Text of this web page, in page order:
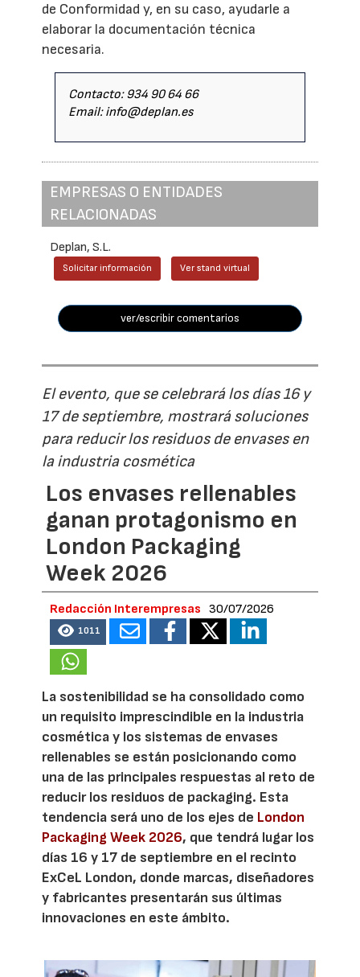
de Conformidad y, en su caso, ayudarle a
elaborar la documentación técnica
necesaria.
Contacto: 934 90 64 66
Email: info@deplan.es
EMPRESAS O ENTIDADES
RELACIONADAS
Deplan, S.L.
Solicitar información Ver stand virtual
ver/escribir comentarios
El evento, que se celebrará los días 16 y
17 de septiembre, mostrará soluciones
para reducir los residuos de envases en
la industria cosmética
Los envases rellenables
ganan protagonismo en
London Packaging
Week 2026
Redacción Interempresas 30/07/2026
1011
La sostenibilidad se ha consolidado como
un requisito imprescindible en la industria
cosmética y los sistemas de envases
rellenables se están posicionando como
una de las principales respuestas al reto de
reducir los residuos de packaging. Esta
tendencia será uno de los ejes de London
Packaging Week 2026, que tendrá lugar los
días 16 y 17 de septiembre en el recinto
ExCeL London, donde marcas, diseñadores
y fabricantes presentarán sus últimas
innovaciones en este ámbito.